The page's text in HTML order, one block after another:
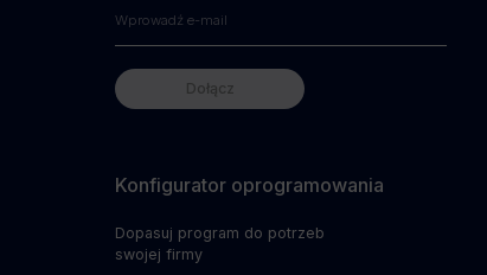
Konfigurator oprogramowania
Dopasuj program do potrzeb
swojej firmy